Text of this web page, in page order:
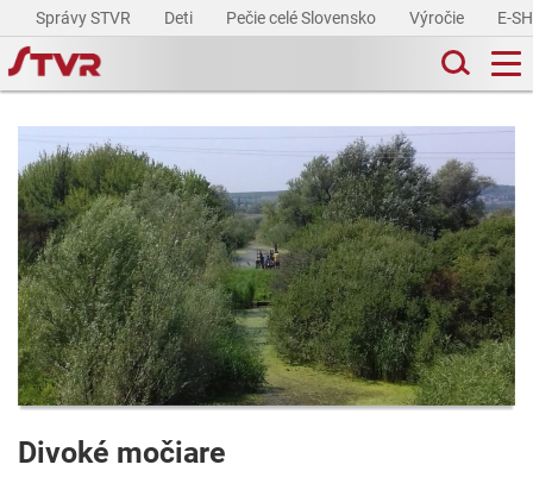
Správy STVR Deti Pečie celé Slovensko Výročie E-
Divoké močiare